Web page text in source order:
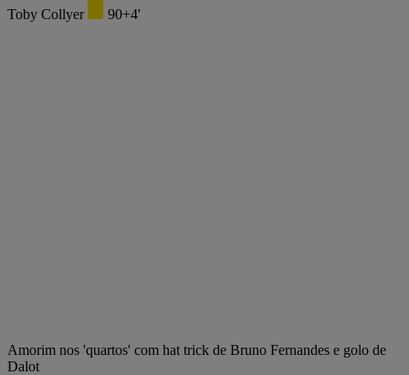
Toby Collyer
90+4'
Amorim nos 'quartos' com hat trick de Bruno Fernandes e golo de
Dalot